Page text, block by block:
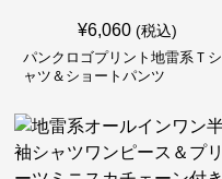
¥6,060 (税込)
パンクロゴプリント地雷系Ｔシ
ャツ＆ショートパンツ